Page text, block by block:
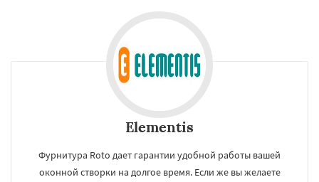
Elementis
Фурнитура Roto дает гарантии удобной работы вашей
оконной створки на долгое время. Если же вы желаете